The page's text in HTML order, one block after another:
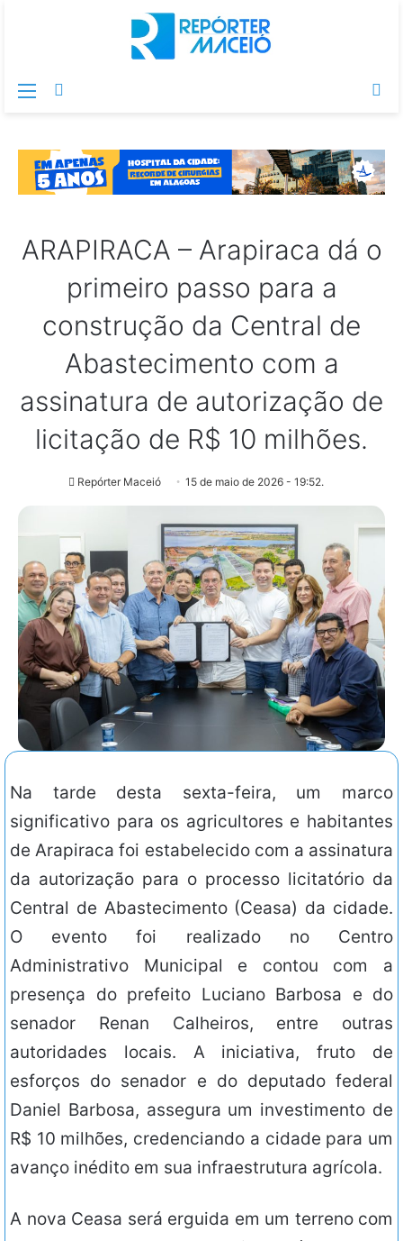
Menu
ARAPIRACA – Arapiraca dá o
primeiro passo para a
construção da Central de
Abastecimento com a
assinatura de autorização de
licitação de R$ 10 milhões.
Repórter Maceió 15 de maio de 2026 - 19:52.
Na tarde desta sexta-feira, um marco
significativo para os agricultores e habitantes
de Arapiraca foi estabelecido com a assinatura
da autorização para o processo licitatório da
Central de Abastecimento (Ceasa) da cidade.
O evento foi realizado no Centro
Administrativo Municipal e contou com a
presença do prefeito Luciano Barbosa e do
senador Renan Calheiros, entre outras
autoridades locais. A iniciativa, fruto de
esforços do senador e do deputado federal
Daniel Barbosa, assegura um investimento de
R$ 10 milhões, credenciando a cidade para um
avanço inédito em sua infraestrutura agrícola.
A nova Ceasa será erguida em um terreno com